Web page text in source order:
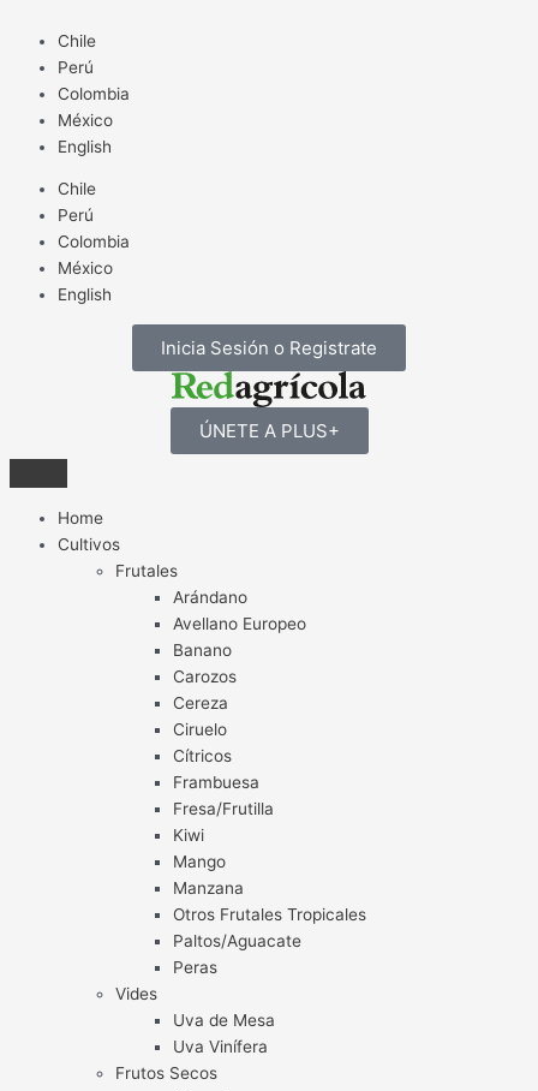
contenido
Chile
Perú
Colombia
México
English
Chile
Perú
Colombia
México
English
Inicia Sesión o Registrate
ÚNETE A PLUS+
Home
Cultivos
Frutales
Arándano
Avellano Europeo
Banano
Carozos
Cereza
Ciruelo
Cítricos
Frambuesa
Fresa/Frutilla
Kiwi
Mango
Manzana
Otros Frutales Tropicales
Paltos/Aguacate
Peras
Vides
Uva de Mesa
Uva Vinífera
Frutos Secos